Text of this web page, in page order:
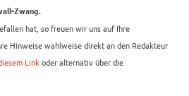
Zwang.
hat, so freuen wir uns auf Ihre
Hinweise wahlweise direkt an den Redakteur
Link oder alternativ über die